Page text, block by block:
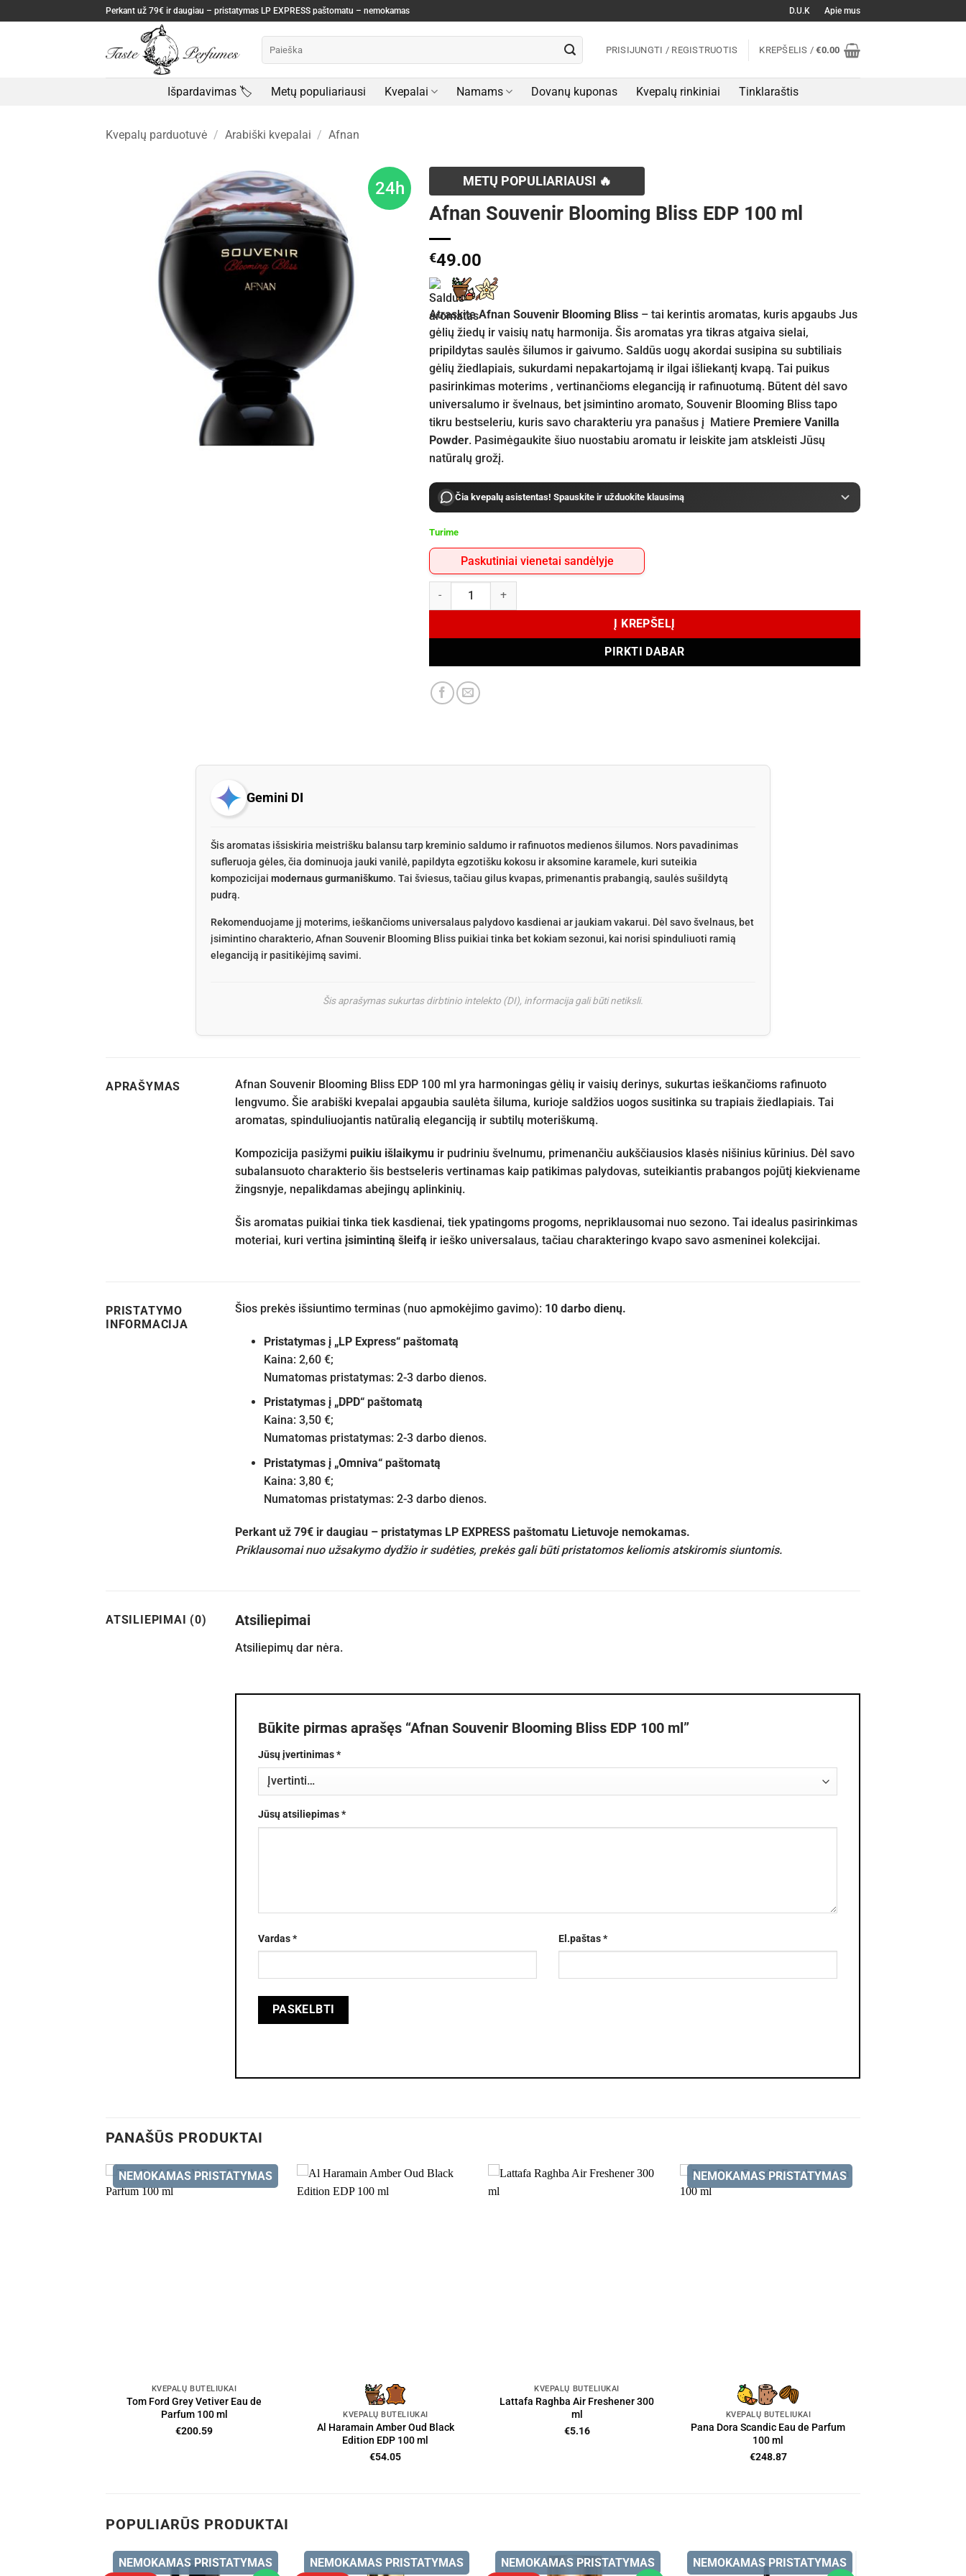
to
Perkant už 79€ ir daugiau – pristatymas LP EXPRESS paštomatu – nemokamas D.U.K Apie mus
PRISIJUNGTI / REGISTRUOTIS KREPŠELIS /€0.00
Išpardavimas 🏷️ Metų populiariausi Kvepalai Namams Dovanų kuponas Kvepalų rinkiniai Tinklaraštis
Kvepalų parduotuvė / Arabiški kvepalai / Afnan
24h METŲ POPULIARIAUSI 🔥
Afnan Souvenir Blooming Bliss EDP 100 ml
€49.00
AtraskiteAfnan Souvenir Blooming Bliss – tai kerintis aromatas, kuris apgaubs Jus
gėlių žiedų ir vaisių natų harmonija. Šis aromatas yra tikras atgaiva sielai,
pripildytas saulės šilumos ir gaivumo. Saldūs uogų akordai susipina su subtiliais
gėlių žiedlapiais, sukurdami nepakartojamą ir ilgai išliekantį kvapą. Tai puikus
pasirinkimas moterims , vertinančioms eleganciją ir rafinuotumą. Būtent dėl savo
universalumo ir švelnaus, bet įsimintino aromato, Souvenir Blooming Bliss tapo
tikru bestseleriu, kuris savo charakteriu yra panašus į Matiere Premiere Vanilla
Powder. Pasimėgaukite šiuo nuostabiu aromatu ir leiskite jam atskleisti Jūsų
natūralų grožį.
Čia kvepalų asistentas! Spauskite ir užduokite klausimą
Turime
Paskutiniai vienetai sandėlyje
produkto kiekis: Afnan Souvenir Blooming Bliss EDP 100 ml
Į KREPŠELĮ
PIRKTI DABAR
Gemini DI
Šis aromatas išsiskiria meistrišku balansu tarp kreminio saldumo ir rafinuotos medienos šilumos. Nors pavadinimas
sufleruoja gėles, čia dominuoja jauki vanilė, papildyta egzotišku kokosu ir aksomine karamele, kuri suteikia
kompozicijai modernaus gurmaniškumo. Tai šviesus, tačiau gilus kvapas, primenantis prabangią, saulės sušildytą
pudrą.
Rekomenduojame jį moterims, ieškančioms universalaus palydovo kasdienai ar jaukiam vakarui. Dėl savo švelnaus, bet
įsimintino charakterio, Afnan Souvenir Blooming Bliss puikiai tinka bet kokiam sezonui, kai norisi spinduliuoti ramią
eleganciją ir pasitikėjimą savimi.
Šis aprašymas sukurtas dirbtinio intelekto (DI), informacija gali būti netiksli.
APRAŠYMAS
Afnan Souvenir Blooming Bliss EDP 100 ml yra harmoningas gėlių ir vaisių derinys, sukurtas ieškančioms rafinuoto
lengvumo. Šie arabiški kvepalai apgaubia saulėta šiluma, kurioje saldžios uogos susitinka su trapiais žiedlapiais. Tai
aromatas, spinduliuojantis natūralią eleganciją ir subtilų moteriškumą.
Kompozicija pasižymi puikiu išlaikymu ir pudriniu švelnumu, primenančiu aukščiausios klasės nišinius kūrinius. Dėl savo
subalansuoto charakterio šis bestseleris vertinamas kaip patikimas palydovas, suteikiantis prabangos pojūtį kiekviename
žingsnyje, nepalikdamas abejingų aplinkinių.
Šis aromatas puikiai tinka tiek kasdienai, tiek ypatingoms progoms, nepriklausomai nuo sezono. Tai idealus pasirinkimas
moteriai, kuri vertina įsimintiną šleifą ir ieško universalaus, tačiau charakteringo kvapo savo asmeninei kolekcijai.
PRISTATYMO
INFORMACIJA
Šios prekės išsiuntimo terminas (nuo apmokėjimo gavimo): 10 darbo dienų.
Pristatymas į „LP Express“ paštomatą
Kaina: 2,60 €;
Numatomas pristatymas: 2-3 darbo dienos.
Pristatymas į „DPD“ paštomatą
Kaina: 3,50 €;
Numatomas pristatymas: 2-3 darbo dienos.
Pristatymas į „Omniva“ paštomatą
Kaina: 3,80 €;
Numatomas pristatymas: 2-3 darbo dienos.
Perkant už 79€ ir daugiau – pristatymas LP EXPRESS paštomatu Lietuvoje nemokamas.
Priklausomai nuo užsakymo dydžio ir sudėties, prekės gali būti pristatomos keliomis atskiromis siuntomis.
ATSILIEPIMAI (0) Atsiliepimai
Atsiliepimų dar nėra.
Būkite pirmas aprašęs “Afnan Souvenir Blooming Bliss EDP 100 ml”
Jūsų įvertinimas*
Jūsų atsiliepimas*
Vardas* El.paštas*
PANAŠŪS PRODUKTAI
NEMOKAMAS PRISTATYMAS
KVEPALŲ BUTELIUKAI
Tom Ford Grey Vetiver Eau de
Parfum 100 ml
€200.59
KVEPALŲ BUTELIUKAI
Al Haramain Amber Oud Black
Edition EDP 100 ml
€54.05
KVEPALŲ BUTELIUKAI
Lattafa Raghba Air Freshener 300
ml
€5.16
NEMOKAMAS PRISTATYMAS
KVEPALŲ BUTELIUKAI
Pana Dora Scandic Eau de Parfum
100 ml
€248.87
POPULIARŪS PRODUKTAI
NEMOKAMAS PRISTATYMAS NEMOKAMAS PRISTATYMAS NEMOKAMAS PRISTATYMAS NEMOKAMAS PRISTATYMAS